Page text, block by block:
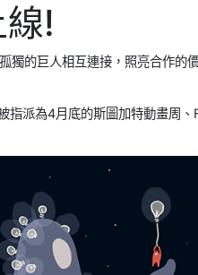
!
獨的巨人相互連接，照亮合作的
派為4月底的斯圖加特動畫周